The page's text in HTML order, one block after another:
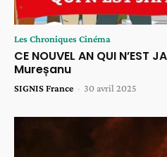
Les Chroniques Cinéma
CE NOUVEL AN QUI N’EST
Mureșanu
SIGNIS France - 30 avril 2025